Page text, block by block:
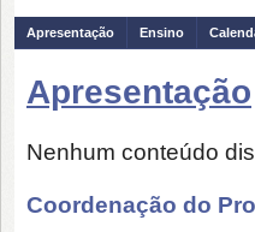
Apresentação Ensino
Apresentação
Nenhum conteúdo
Coordenação do